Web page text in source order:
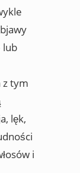
lub
z tym
lęk,
i